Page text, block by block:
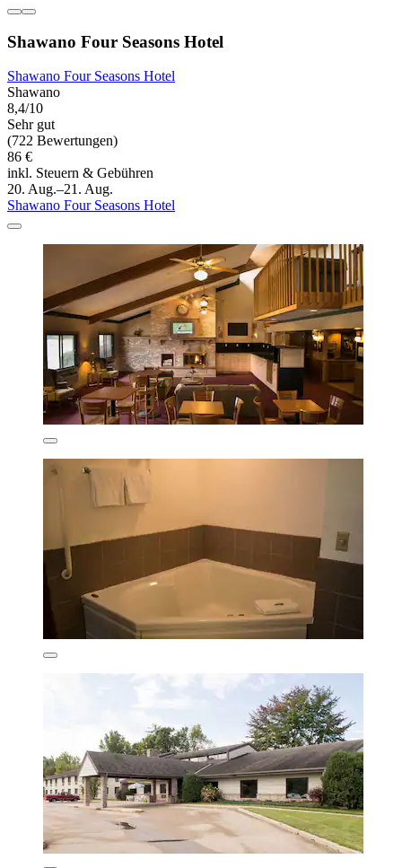
Shawano Four Seasons Hotel
Shawano Four Seasons Hotel
Shawano
8,4/10
Sehr gut
(722 Bewertungen)
86 €
inkl. Steuern & Gebühren
20. Aug.–21. Aug.
Shawano Four Seasons Hotel